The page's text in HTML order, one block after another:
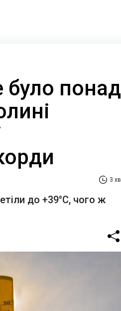
було понад
3 хв
до +39°С, чого ж